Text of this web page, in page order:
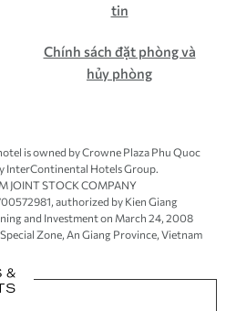
tin
Chính sách đặt phòng và
hủy phòng
is owned by Crowne Plaza Phu Quoc
InterContinental Hotels Group.
JOINT STOCK COMPANY
authorized by Kien Giang
and Investmenton March 24, 2008
Zone, An Giang Province, Vietnam